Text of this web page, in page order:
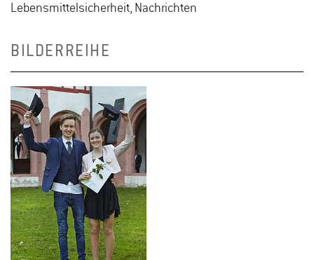
Lebensmittelsicherheit, Nachrichten
BILDERREIHE